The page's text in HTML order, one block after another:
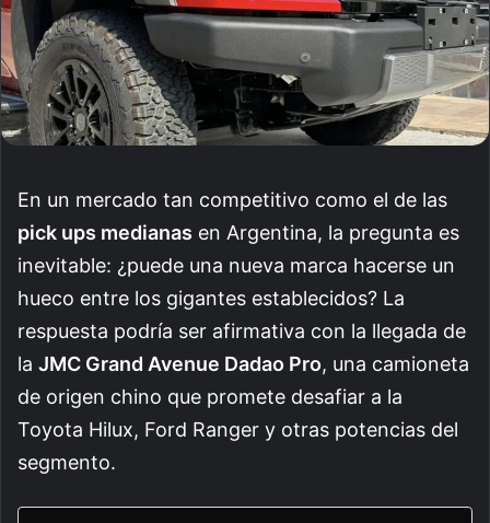
En un mercado tan competitivo como el de las
pick ups medianas en Argentina, la pregunta es
inevitable: ¿puede una nueva marca hacerse un
hueco entre los gigantes establecidos? La
respuesta podría ser afirmativa con la llegada de
la JMC Grand Avenue Dadao Pro, una camioneta
de origen chino que promete desafiar a la
Toyota Hilux, Ford Ranger y otras potencias del
segmento.